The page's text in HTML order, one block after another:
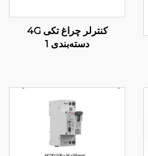
کنترلر چراغ تکی 4G
دسته‌بندی 1